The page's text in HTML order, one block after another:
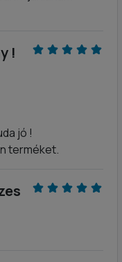
!
jó !
terméket.